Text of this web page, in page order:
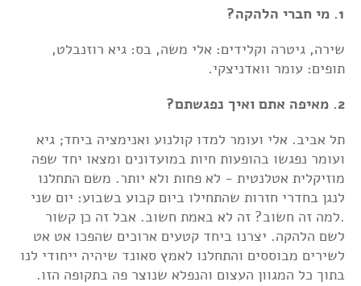
1. מי חברי הלהקה?
שירה, גיטרה וקלידים: אלי משה, בס: גיא רוזנבלט,
תופים: עומר וואדניצקי.
2. מאיפה אתם ואיך נפגשתם?
תל אביב. אלי ועומר למדו קולנוע ואנימציה ביחד; גיא
ועומר נפגשו בהופעות חיות במועדונים ומצאו יחד שפה
מוזיקלית אטלנטית - לא פחות ולא יותר. משם התחלנו
לנגן בחדרי חזרות שהתחילו ביום קבוע בשבוע: יום שני
.למה זה חשוב? זה לא באמת חשוב. אבל זה כן קשור
לשם הלהקה. יצרנו ביחד קטעים ארוכים שהפכו אט אט
לשירים מבוססים והתחלנו לאמץ סאונד שיהיה ייחודי לנו
בתוך כל המגוון העצום והנפלא שנוצר פה בתקופה הזו.